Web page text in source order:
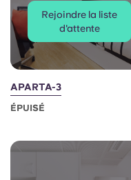
Rejoindre la liste
d'attente
APARTA-3
ÉPUISÉ